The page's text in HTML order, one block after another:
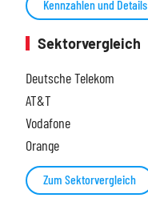
Kennzahlen und Details
Sektorvergleich
Deutsche Telekom
AT&T
Vodafone
Orange
Zum Sektorvergleich